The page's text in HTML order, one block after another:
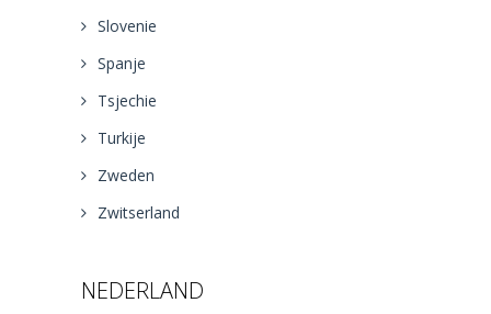
Slovenie
Spanje
Tsjechie
Turkije
Zweden
Zwitserland
NEDERLAND